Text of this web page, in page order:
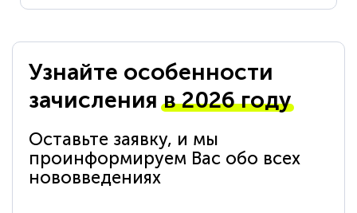
Узнайте особенности
зачисленияв 2026 году
Оставьте заявку, и мы
проинформируем Вас обо всех
нововведениях